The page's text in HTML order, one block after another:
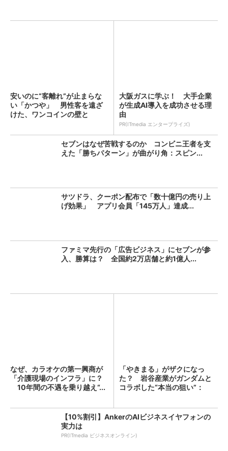
安いのに“客離れ”が止まらな
い「かつや」 男性客を遠ざ
けた、ワンコインの壁と
大阪ガスに学ぶ！ 大手企業
が生成AI導入を成功させる理
由
PR(ITmedia エンタープライズ)
セブンはなぜ苦戦するのか コンビニ王者を支
えた「勝ちパターン」が曲がり角：スピン...
サツドラ、クーポン配布で「数十億円の売り上
げ効果」 アプリ会員「145万人」達成...
ファミマ先行の「広告ビジネス」にセブンが参
入、勝算は？ 全国約2万店舗と約1億人...
なぜ、カラオケの第一興商が
「介護現場のインフラ」に？
10年間の不遇を乗り越え“...
「やきまる」がザクになっ
た？ 岩谷産業がガンダムと
コラボした“本当の狙い”：
【10%割引】AnkerのAIビジネスイヤフォンの
実力は
PR(ITmedia ビジネスオンライン)